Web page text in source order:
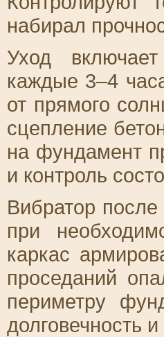
набирал
Уход
каждые 3–4
от прямого
сцепление
на фундамент
и контроль
Вибратор
при
каркас
проседаний
периметру
долговечность